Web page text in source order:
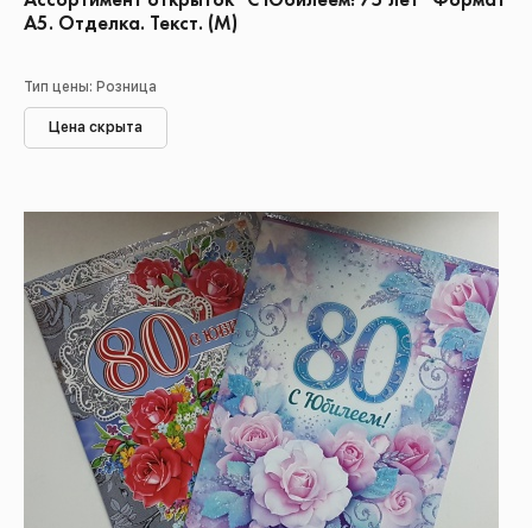
А5. Отделка. Текст. (М)
Тип цены: Розница
Цена скрыта